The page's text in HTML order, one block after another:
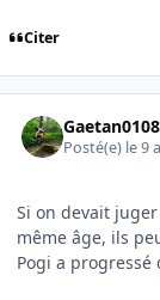
Citer
Gaetan0108
Posté(e) le 9
Si on devait
même âge, ils
Pogi a progressé